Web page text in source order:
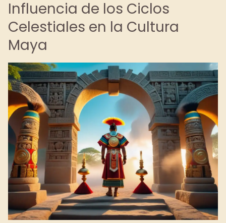
Influencia de los Ciclos
Celestiales en la Cultura
Maya